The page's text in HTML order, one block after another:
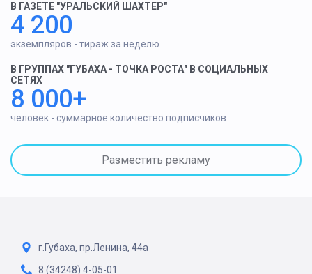
В ГАЗЕТЕ "УРАЛЬСКИЙ ШАХТЕР"
4 200
экземпляров - тираж за неделю
В ГРУППАХ "ГУБАХА - ТОЧКА РОСТА" В СОЦИАЛЬНЫХ
СЕТЯХ
8 000+
человек - суммарное количество подписчиков
Разместить рекламу
г.Губаха, пр.Ленина, 44а
8 (34248) 4-05-01